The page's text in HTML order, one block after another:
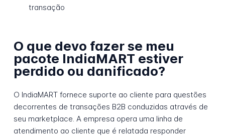
transação
O que devo fazer se meu
pacote IndiaMART estiver
perdido ou danificado?
O IndiaMART fornece suporte ao cliente para questões
decorrentes de transações B2B conduzidas através de
seu marketplace. A empresa opera uma linha de
atendimento ao cliente que é relatada responder